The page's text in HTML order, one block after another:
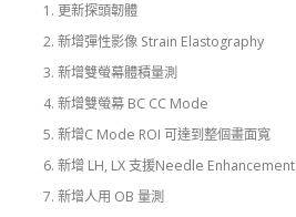
更新探頭韌體
新增彈性影像 Strain Elastography
新增雙螢幕體積量測
新增雙螢幕 BC CC Mode
新增C Mode ROI 可達到整個畫面寬
新增 LH, LX 支援Needle Enhancement
新增人用 OB 量測